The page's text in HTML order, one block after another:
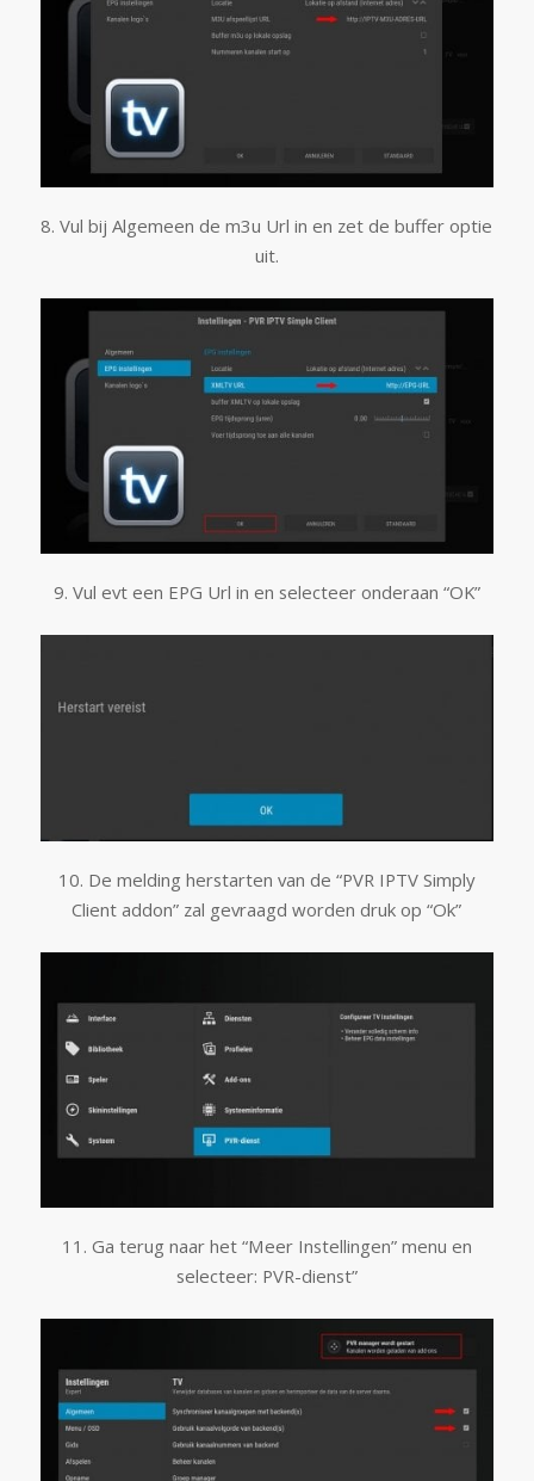
8. Vul bij Algemeen de m3u Url in en zet de buffer optie
uit.
9. Vul evt een EPG Url in en selecteer onderaan “OK”
10. De melding herstarten van de “PVR IPTV Simply
Client addon” zal gevraagd worden druk op “Ok”
11. Ga terug naar het “Meer Instellingen” menu en
selecteer: PVR-dienst”